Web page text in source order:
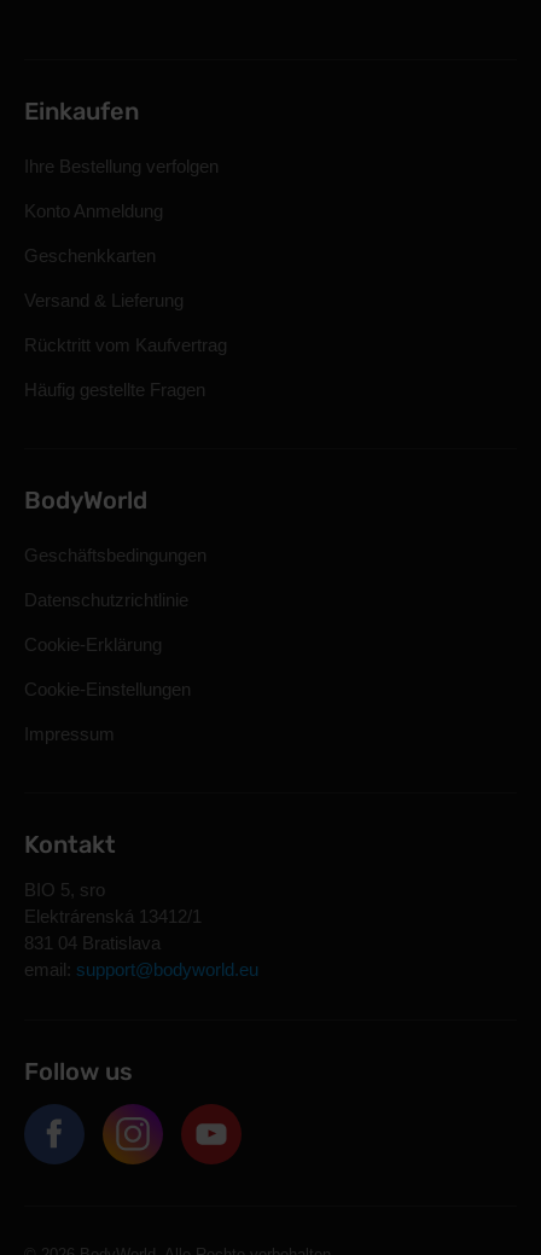
Einkaufen
Ihre Bestellung verfolgen
Konto Anmeldung
Geschenkkarten
Versand & Lieferung
Rücktritt vom Kaufvertrag
Häufig gestellte Fragen
BodyWorld
Geschäftsbedingungen
Datenschutzrichtlinie
Cookie-Erklärung
Cookie-Einstellungen
Impressum
Kontakt
BIO 5, sro
Elektrárenská 13412/1
831 04 Bratislava
email: support@bodyworld.eu
Follow us